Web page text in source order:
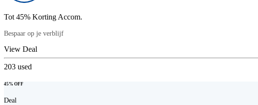
Tot 45% Korting Accom.
Bespaar op je verblijf
View Deal
203 used
45% OFF
Deal